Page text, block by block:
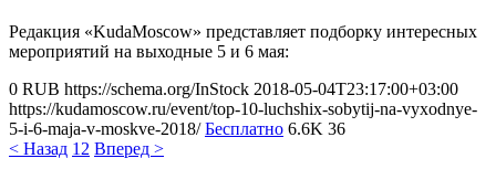
Редакция «KudaMoscow» представляет подборку интересных
мероприятий на выходные 5 и 6 мая:
0 RUB https://schema.org/InStock 2018-05-04T23:17:00+03:00
https://kudamoscow.ru/event/top-10-luchshix-sobytij-na-vyxodnye-
5-i-6-maja-v-moskve-2018/ Бесплатно 6.6K 36
< Назад 1 2 Вперед >